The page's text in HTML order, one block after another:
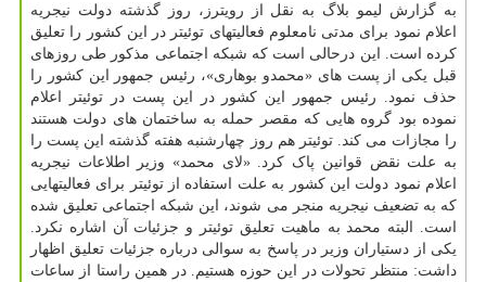
به گزارش لیمو بلاگ به نقل از رویترز، روز گذشته دولت نیجریه
اعلام نمود برای مدتی نامعلوم فعالیتهای توئیتر در این کشور را تعلیق
کرده است. این درحالی است که شبکه اجتماعی مذکور طی روزهای
قبل یکی از پست های «محمدو بوهاری»، رئیس جمهور این کشور را
حذف نمود. رئیس جمهور این کشور در این پست در توئیتر اعلام
نموده بود گروه هایی که مقصر حمله به ساختمان های دولت هستند
را مجازات می کند. توئیتر هم روز چهارشنبه هفته گذشته این پست را
به علت نقض قوانین پاک کرد. «لای محمد» وزیر اطلاعات نیجریه
اعلام نمود دولت این کشور به علت استفاده از توئیتر برای فعالیتهایی
که به تضعیف نیجریه منجر می شوند، این شبکه اجتماعی تعلیق شده
است. البته محمد به ماهیت تعلیق توئیتر و جزئیات آن اشاره نکرد.
یکی از دستیاران وزیر در پاسخ به سوالی درباره جزئیات تعلیق اظهار
داشت: منتظر تحولات در این حوزه هستیم. در همین راستا از ساعات